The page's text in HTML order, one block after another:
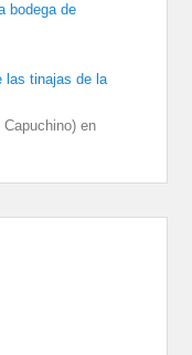
bodega de
las tinajas de la
Capuchino) en